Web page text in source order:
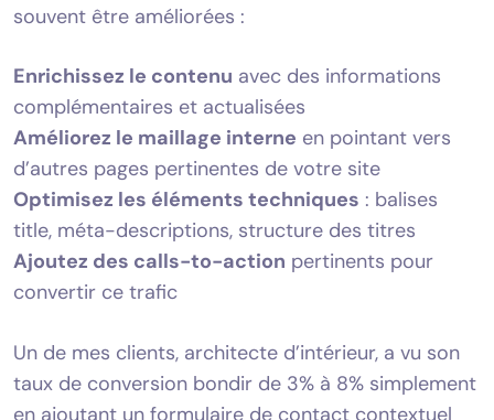
souvent être améliorées :
Enrichissez le contenu avec des informations
complémentaires et actualisées
Améliorez le maillage interne en pointant vers
d’autres pages pertinentes de votre site
Optimisez les éléments techniques : balises
title, méta-descriptions, structure des titres
Ajoutez des calls-to-action pertinents pour
convertir ce trafic
Un de mes clients, architecte d’intérieur, a vu son
taux de conversion bondir de 3% à 8% simplement
en ajoutant un formulaire de contact contextuel